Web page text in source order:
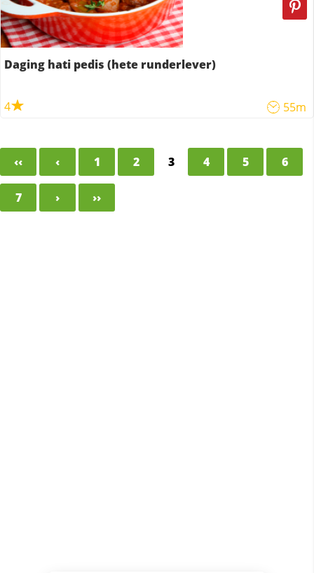
Daging hati pedis (hete runderlever)
4 55m
‹‹ ‹ 1 2 3 4 5 6
7 › ››